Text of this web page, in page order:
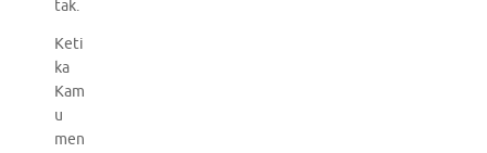
tak.
Keti
ka
Kam
u
men